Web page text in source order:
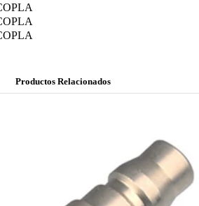
Productos Relacionados